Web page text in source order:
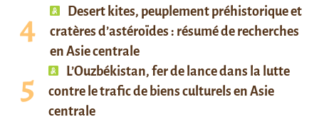
Desert kites, peuplement préhistorique et
cratères d’astéroïdes : résumé de recherches
en Asie centrale
L’Ouzbékistan, fer de lance dans la lutte
contre le trafic de biens culturels en Asie
centrale